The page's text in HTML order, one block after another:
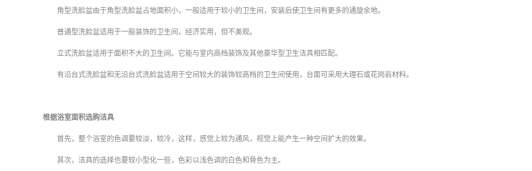
角型洗脸盆由于角型洗脸盆占地面积小，一般适用于较小的卫生间，安装后使卫生间有更多的通旋余地。
普通型洗脸盆适用于一般装饰的卫生间，经济实用，但不美观。
立式洗脸盆适用于面积不大的卫生间。它能与室内高档装饰及其他豪华型卫生洁具相匹配。
有沿台式洗脸盆和无沿台式洗脸盆适用于空间较大的装饰较高档的卫生间使用，台面可采用大理石或花岗岩材料。
根据浴室面积选购洁具
首先，整个浴室的色调要较淡，较冷，这样，感觉上较为通风，视觉上能产生一种空间扩大的效果。
其次，洁具的选择也要较小型化一些，色彩以浅色调的白色和骨色为主。